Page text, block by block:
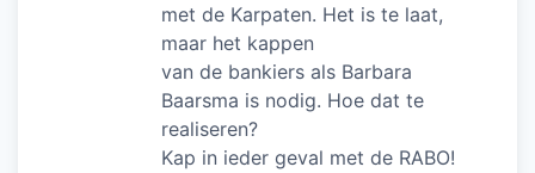
met de Karpaten. Het is te laat,
maar het kappen
van de bankiers als Barbara
Baarsma is nodig. Hoe dat te
realiseren?
Kap in ieder geval met de RABO!